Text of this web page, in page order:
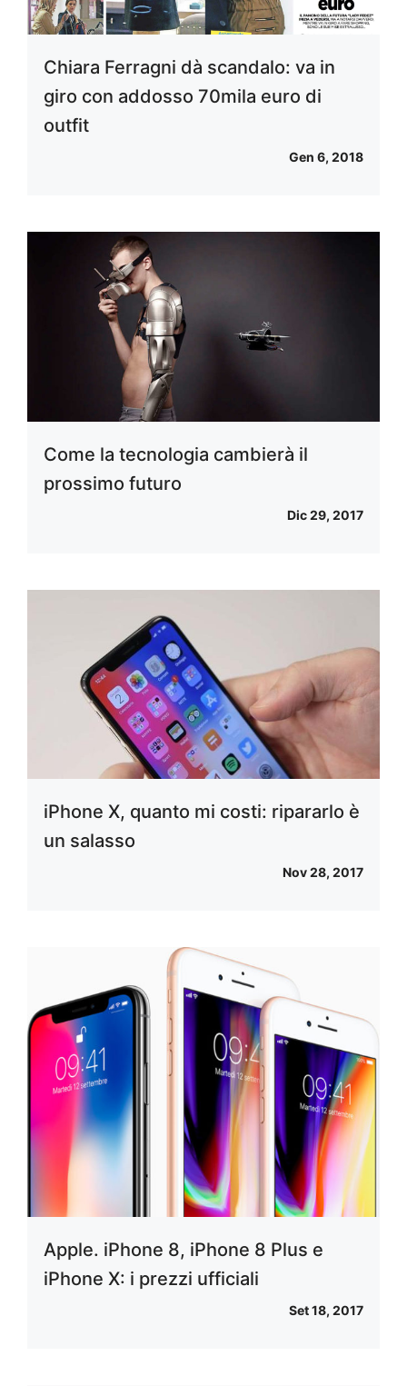
Chiara Ferragni dà scandalo: va in
giro con addosso 70mila euro di
outfit
Gen 6, 2018
Come la tecnologia cambierà il
prossimo futuro
Dic 29, 2017
iPhone X, quanto mi costi: ripararlo è
un salasso
Nov 28, 2017
Apple. iPhone 8, iPhone 8 Plus e
iPhone X: i prezzi ufficiali
Set 18, 2017